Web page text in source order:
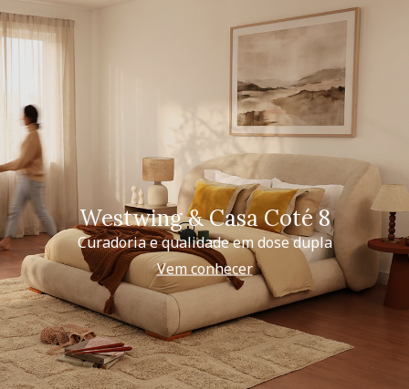
Westwing & Casa Coté 8
Curadoria e qualidade em dose dupla
Vem conhecer